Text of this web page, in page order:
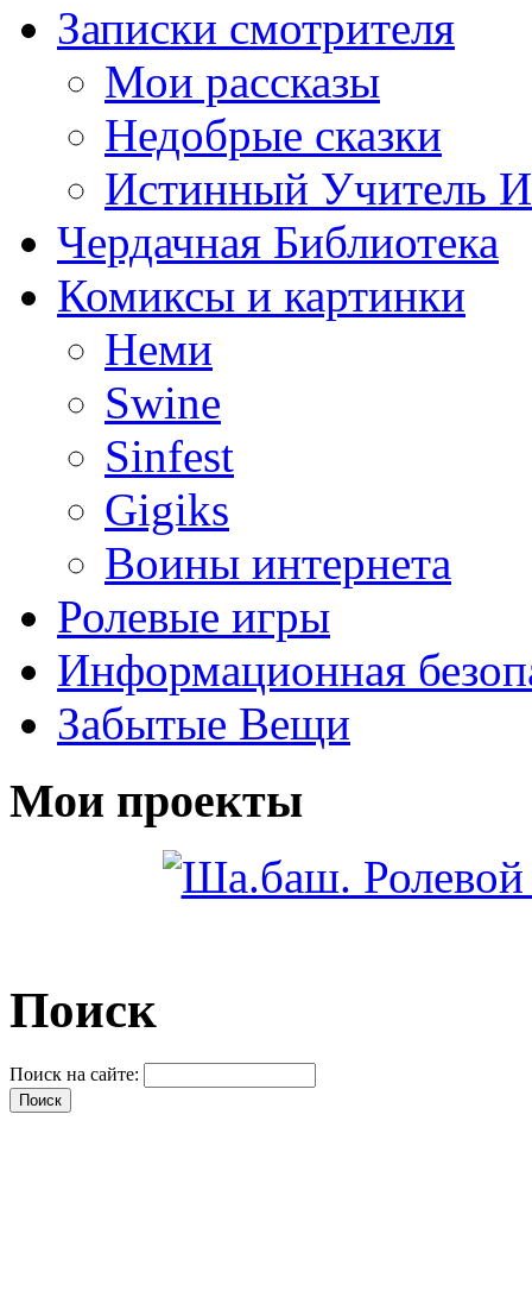
Записки смотрителя
Мои рассказы
Недобрые сказки
Истинный Учитель
Чердачная Библиотека
Комиксы и картинки
Неми
Swine
Sinfest
Gigiks
Воины интернета
Ролевые игры
Информационная
Забытые Вещи
Мои проекты
Поиск
Поиск на сайте: